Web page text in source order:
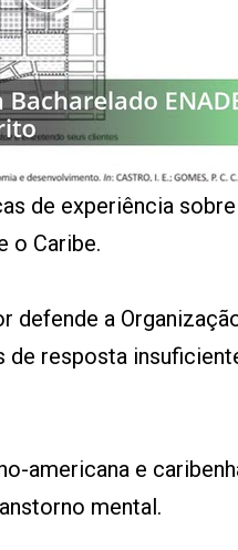
de experiência
o Caribe.
defende a
de resposta
americana e
mental.